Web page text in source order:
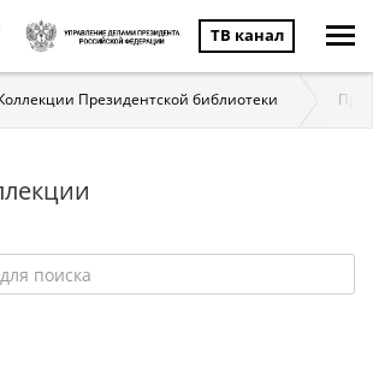
ТВ канал
Президентской библиотеки